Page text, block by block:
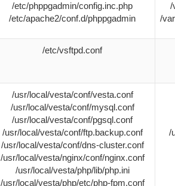
/etc/phppgadmin/config.inc.php
/etc/apache2/conf.d/phppgadmin
/
/
/etc/vsftpd.conf
/usr/local/vesta/conf/vesta.conf
/usr/local/vesta/conf/mysql.conf
/usr/local/vesta/conf/pgsql.conf
/usr/local/vesta/conf/ftp.backup.conf
/usr/local/vesta/conf/dns-cluster.conf
/usr/local/vesta/nginx/conf/nginx.conf
/usr/local/vesta/php/lib/php.ini
/usr/local/vesta/php/etc/php-fpm.conf
/